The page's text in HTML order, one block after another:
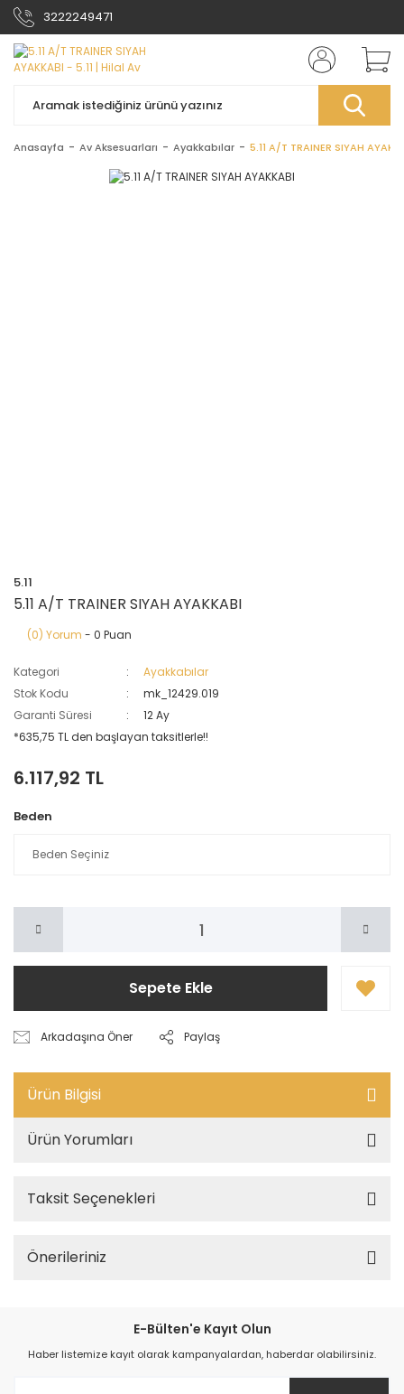
3222249471
Anasayfa Av Aksesuarları Ayakkabılar 5.11 A/T TRAINER SIYAH
5.11
5.11 A/T TRAINER SIYAH AYAKKABI
(0) Yorum - 0 Puan
Kategori
Ayakkabılar
Stok Kodu
mk_12429.019
Garanti Süresi
12 Ay
*635,75 TL den başlayan taksitlerle!!
6.117,92 TL
Beden
Sepete Ekle
Arkadaşına Öner Paylaş
Ürün Bilgisi
Ürün Yorumları
Taksit Seçenekleri
Önerileriniz
E-Bülten'e Kayıt Olun
Haber listemize kayıt olarak kampanyalardan, haberdar olabilirsiniz.